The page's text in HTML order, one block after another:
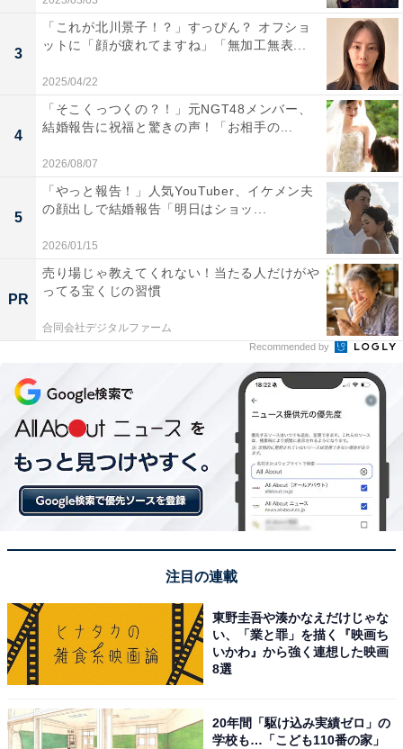
3
「これが北川景子！？」すっぴん？ オフショ
ットに「顔が疲れてますね」「無加工無表...
2025/04/22
4
「そこくっつくの？！」元NGT48メンバー、
結婚報告に祝福と驚きの声！「お相手の...
2026/08/07
5
「やっと報告！」人気YouTuber、イケメン夫
の顔出しで結婚報告「明日はショッ...
2026/01/15
PR
売り場じゃ教えてくれない！当たる人だけがや
ってる宝くじの習慣
合同会社デジタルファーム
Recommended by
注目の連載
東野圭吾や湊かなえだけじゃな
い、「業と罪」を描く『映画ち
いかわ』から強く連想した映画
8選
20年間「駆け込み実績ゼロ」の
学校も…「こども110番の家」